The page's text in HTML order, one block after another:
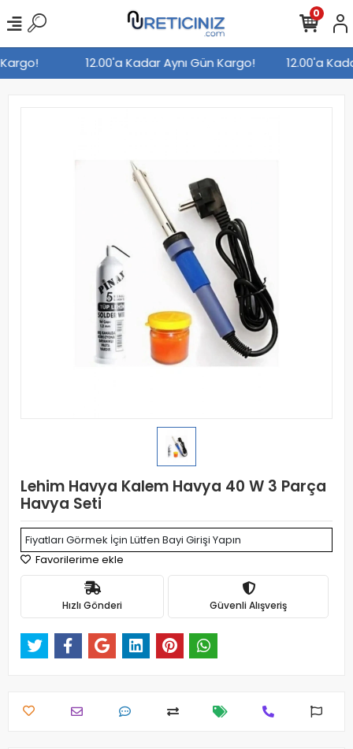
12.00'a Kadar Aynı Gün Kargo! 12.00'a
0
Lehim Havya Kalem Havya 40 W 3 Parça
Havya Seti
Fiyatları Görmek İçin Lütfen Bayi Girişi Yapın
Favorilerime ekle
Hızlı Gönderi Güvenli Alışveriş